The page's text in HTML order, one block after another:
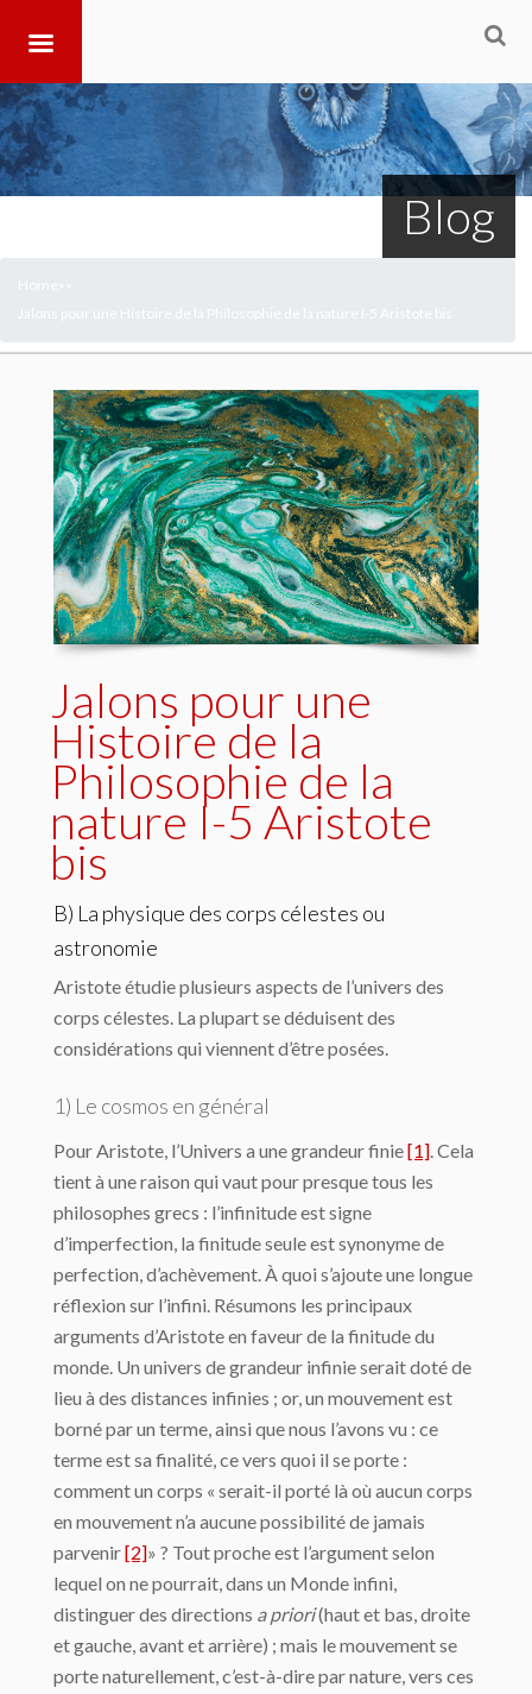
Blog
Jalons pour une
Histoire de la
Philosophie de la
nature I-5 Aristote
bis
B) La physique des corps célestes ou
astronomie
Aristote étudie plusieurs aspects de l’univers des
corps célestes. La plupart se dédui­sent des
considérations qui viennent d’être posées.
1) Le cosmos en général
Pour Aristote, l’Univers a une grandeur finie[1]. Cela
tient à une raison qui vaut pour presque tous les
philosophes grecs : l’infinitude est signe
d’imperfection, la finitude seule est synonyme de
perfection, d’achèvement. À quoi s’ajoute une longue
réflexion sur l’in­fini. Résumons les principaux
arguments d’Aristote en faveur de la finitude du
monde. Un univers de grandeur infinie serait doté de
lieu à des distances infinies ; or, un mouvement est
borné par un terme, ainsi que nous l’avons vu : ce
terme est sa finalité, ce vers quoi il se porte :
comment un corps « serait-il porté là où aucun corps
en mouvement n’a aucune possibilité de jamais
parvenir[2]» ? Tout proche est l’argument selon
lequel on ne pour­rait, dans un Monde infini,
distinguer des directions a priori(haut et bas, droite
et gauche, avant et arrière) ; mais le mouvement se
porte naturellement, c’est-à-dire par nature, vers ces